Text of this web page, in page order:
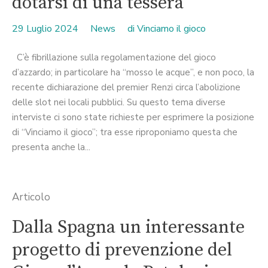
29 Luglio 2024 News di Vinciamo il gioco
C’è fibrillazione sulla regolamentazione del gioco
d’azzardo; in particolare ha “mosso le acque”, e non poco, la
recente dichiarazione del premier Renzi circa l’abolizione
delle slot nei locali pubblici. Su questo tema diverse
interviste ci sono state richieste per esprimere la posizione
di “Vinciamo il gioco”; tra esse riproponiamo questa che
presenta anche la...
Articolo
Dalla Spagna un interessante
progetto di prevenzione del